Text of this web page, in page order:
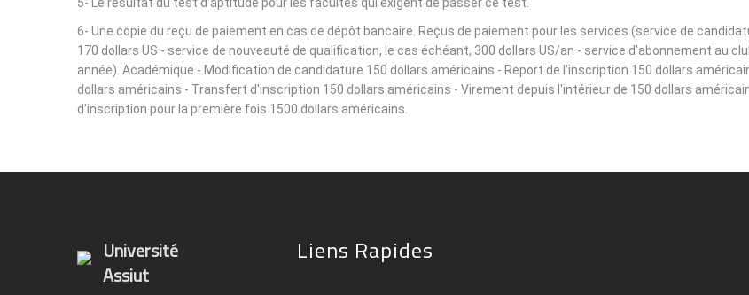
6- Une copie du reçu de paiement en cas de dépôt bancaire. Reçus de paiement pour les services (service de
170 dollars US - service de nouveauté de qualification, le cas échéant, 300 dollars US/an - service d'abonnement au
année). Académique - Modification de candidature 150 dollars américains - Report de l'inscription 150 dollars
dollars américains - Transfert d'inscription 150 dollars américains - Virement depuis l'intérieur de 150 dollars
d'inscription pour la première fois 1500 dollars américains.
Université
Assiut
Liens Rapides